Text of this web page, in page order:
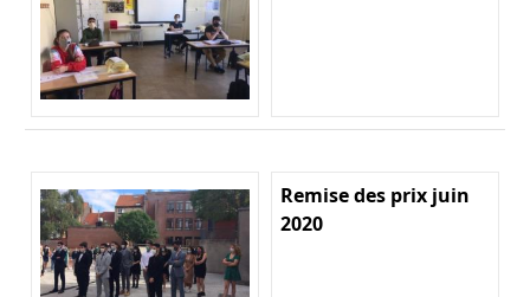
Remise des prix juin
2020